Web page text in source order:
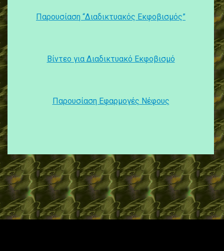
Παρουσίαση “Διαδικτυακός Εκφοβισμός”
Βίντεο για Διαδικτυακό Εκφοβισμό
Παρουσίαση Εφαρμογές Νέφους